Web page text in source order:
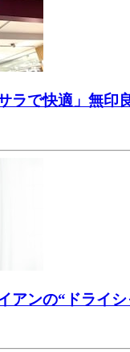
ラで快適」無
アンの“ドライ